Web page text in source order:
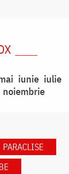
iunie iulie
noiembrie
PARACLISE